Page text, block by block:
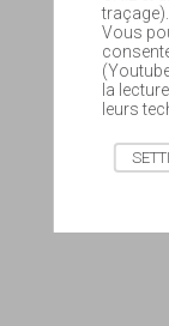
traçage).
Vous
la
leurs